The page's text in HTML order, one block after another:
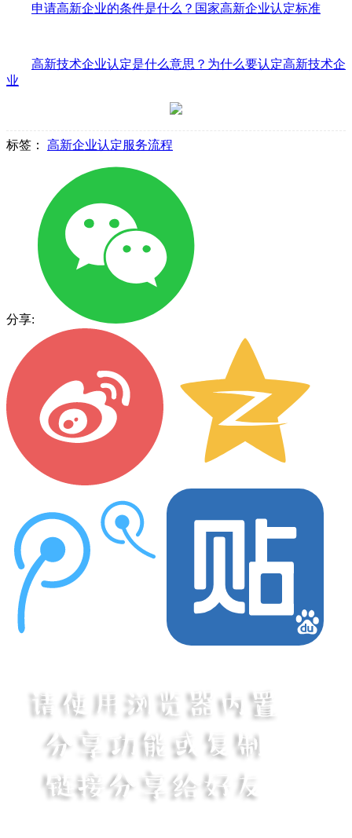
申请高新企业的条件是什么？国家高新企业认定标准
高新技术企业认定是什么意思？为什么要认定高新技术企
业
标签： 高新企业认定服务流程
分享: